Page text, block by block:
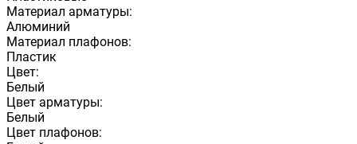
Материал арматуры:
Алюминий
Материал плафонов:
Пластик
Цвет:
Белый
Цвет арматуры:
Белый
Цвет плафонов: